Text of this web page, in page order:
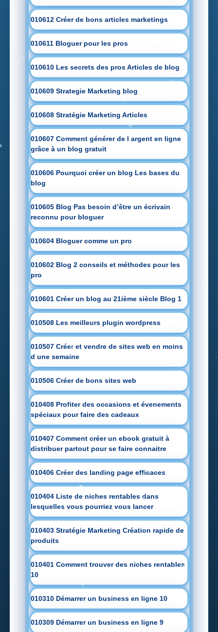
010612 Créer de bons articles marketings
010611 Bloguer pour les pros
010610 Les secrets des pros Articles de blog
010609 Strategie Marketing blog
010608 Stratégie Marketing Articles
010607 Comment générer de l argent en ligne
grâce à un blog gratuit
010606 Pourquoi créer un blog Les bases du
blog
010605 Blog Pas besoin d’être un écrivain
reconnu pour bloguer
010604 Bloguer comme un pro
010602 Blog 2 conseils et méthodes pour les
pro
010601 Créer un blog au 21ième siècle Blog 1
010508 Les meilleurs plugin wordpress
010507 Créer et vendre de sites web en moins
d une semaine
010506 Créer de bons sites web
010408 Profiter des occasions et évenements
spéciaux pour faire des cadeaux
010407 Comment créer un ebook gratuit à
distribuer partout pour se faire connaitre
010406 Créer des landing page efficaces
010404 Liste de niches rentables dans
lesquelles vous pourriez vous lancer
010403 Stratégie Marketing Création rapide de
produits
010401 Comment trouver des niches rentables
10
010310 Démarrer un business en ligne 10
010309 Démarrer un business en ligne 9